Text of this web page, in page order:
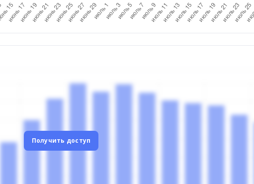
Получить доступ